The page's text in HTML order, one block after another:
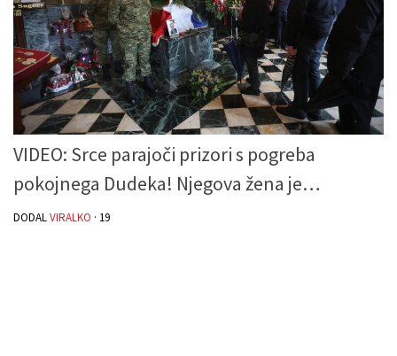
VIDEO: Srce parajoči prizori s pogreba
pokojnega Dudeka! Njegova žena je…
DODALVIRALKO · 19